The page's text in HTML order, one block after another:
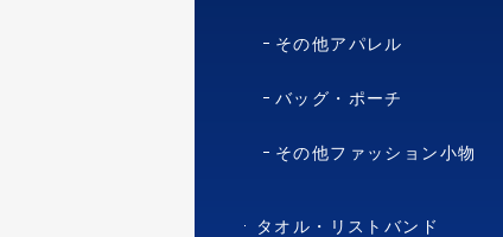
その他アパレル
バッグ・ポーチ
その他ファッション小物
タオル・リストバンド